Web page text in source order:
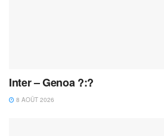
Inter – Genoa ?:?
8 AOÛT 2026